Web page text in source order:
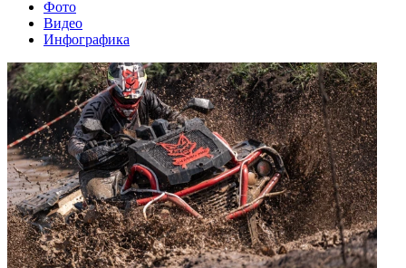
Фото
Видео
Инфографика